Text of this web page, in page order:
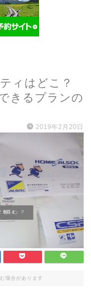
ィはどこ？
きるプランの
2019年2月20日
場合があります